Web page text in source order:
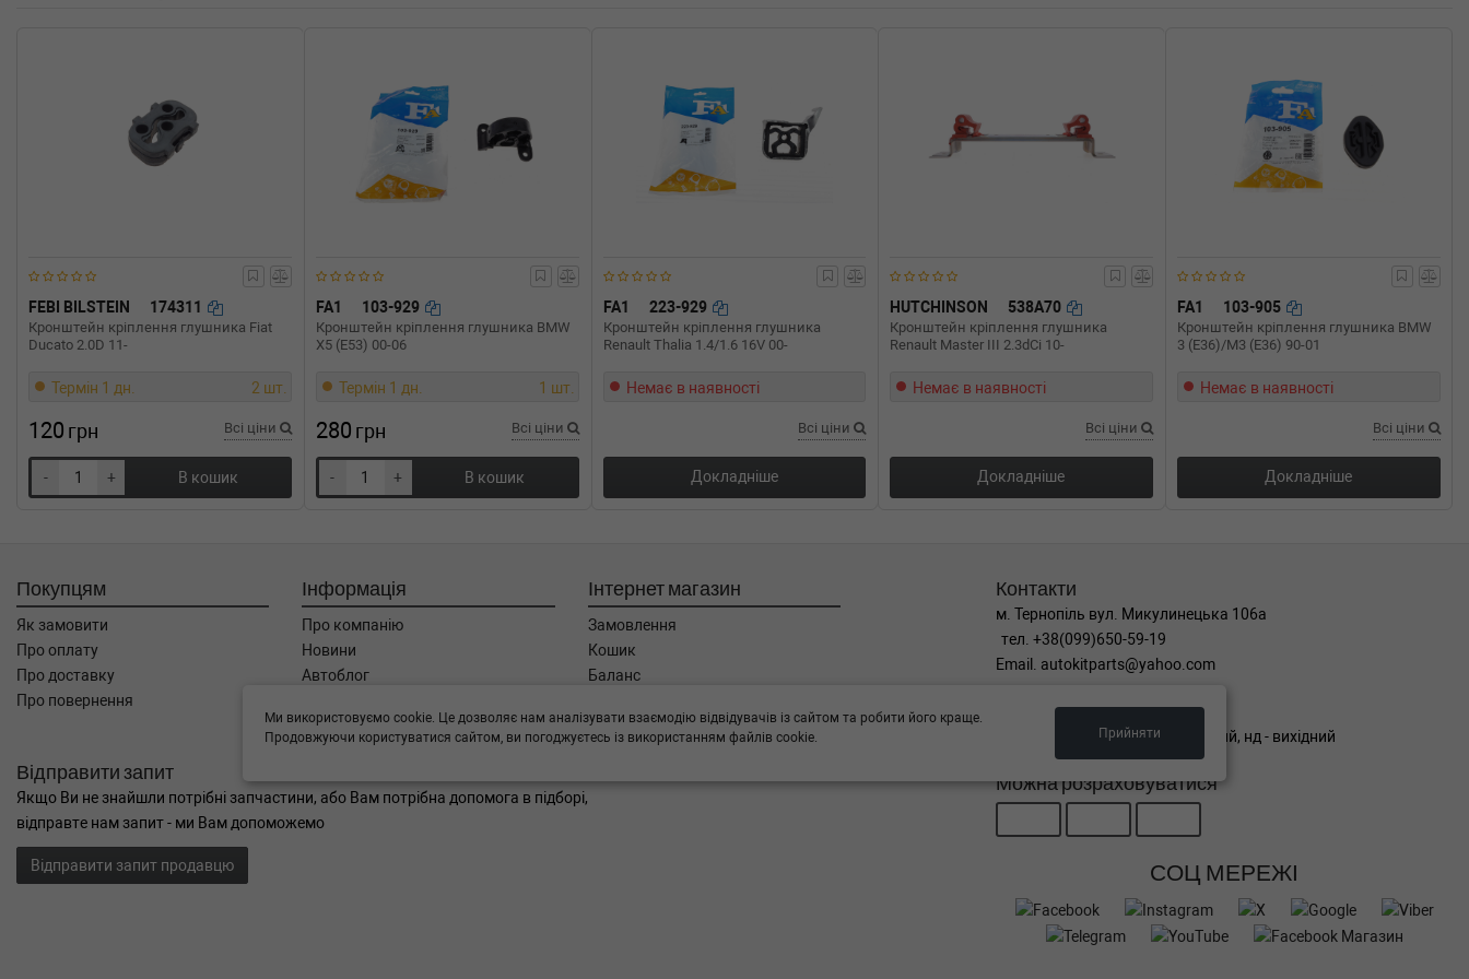
двигатель, Об'єм: 141cc, Потужність: 192HP)
BMW
523 i 170 л.с. (1995-2000) 170 л.с. (1995-11-01-2000-09-01) (Тип: Бензиновый
520 i 136 л.с. (1999-2003) 136 л.с. (1999-04-01-2003-06-01) (Тип: Бензиновый
двигатель, Об'єм: 100cc, Потужність: 136HP)
FEBI BILSTEIN 174311
Кронштейн кріплення глушника Fiat
Ducato 2.0D 11-
Термін 1 дн. 2 шт.
120 грн Всі ціни
- + В кошик
FA1 103-929
Кронштейн кріплення глушника BMW
X5 (E53) 00-06
Термін 1 дн. 1 шт.
280 грн Всі ціни
- + В кошик
FA1 223-929
Кронштейн кріплення глушника
Renault Thalia 1.4/1.6 16V 00-
Немає в наявності
Всі ціни
Докладніше
HUTCHINSON 538A70
Кронштейн кріплення глушника
Renault Master III 2.3dCi 10-
Немає в наявності
Всі ціни
Докладніше
FA1 103-905
Кронштейн кріплення глушника BMW
3 (E36)/M3 (E36) 90-01
Немає в наявності
Всі ціни
Докладніше
Покупцям
Як замовити
Про оплату
Про доставку
Про повернення
Інформація
Про компанію
Новини
Автоблог
Контакти
Інтернет магазин
Замовлення
Кошик
Баланс
Бренди
Відправити запит
Якщо Ви не знайшли потрібні запчастини, або Вам потрібна допомога в підборі,
відправте нам запит - ми Вам допоможемо
Відправити запит продавцю
Контакти
м. Тернопіль вул. Микулинецька 106а
тел. +38(099)650-59-19
Email. autokitparts@yahoo.com
Графік роботи
пн-пт з 9:00 до 17:00, сб - вихідний, нд - вихідний
Можна розраховуватися
СОЦ МЕРЕЖІ
Ми використовуємо cookie. Це дозволяє нам аналізувати взаємодію відвідувачів із сайтом та робити його краще.
Продовжуючи користуватися сайтом, ви погоджуєтесь із використанням файлів cookie.
Прийняти